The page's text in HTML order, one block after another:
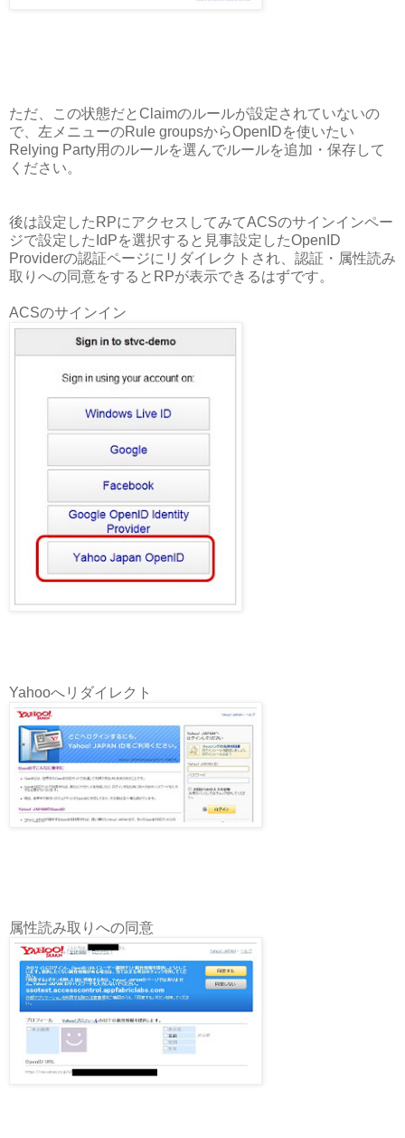
ただ、この状態だとClaimのルールが設定されていないの
で、左メニューのRule groupsからOpenIDを使いたい
Relying Party用のルールを選んでルールを追加・保存して
ください。
後は設定したRPにアクセスしてみてACSのサインインペー
ジで設定したIdPを選択すると見事設定したOpenID
Providerの認証ページにリダイレクトされ、認証・属性読み
取りへの同意をするとRPが表示できるはずです。
ACSのサインイン
Yahooへリダイレクト
属性読み取りへの同意